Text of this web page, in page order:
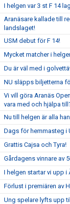
I helgen var 3 st F 14
Aranäsare kallade till
landslaget!
USM debut för F 14!
Mycket matcher i
Du är väl med i
NU släpps biljetterna
Vi vill göra Aranäs
vara med och hjälpa
Nu till helgen är alla
Dags för hemmasteg i
Grattis Cajsa och Tyra!
Gårdagens vinnare av
I helgen startar vi upp i
Förlust i premiären av
Ung spelare lyfts upp